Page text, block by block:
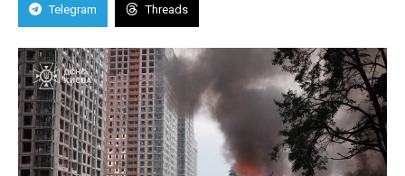
Telegram Threads